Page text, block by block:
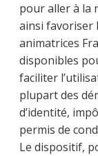
pour aller à la
ainsi favoriser
animatrices
disponibles
faciliter
plupart des
d’identité,
permis de
Le dispositif,